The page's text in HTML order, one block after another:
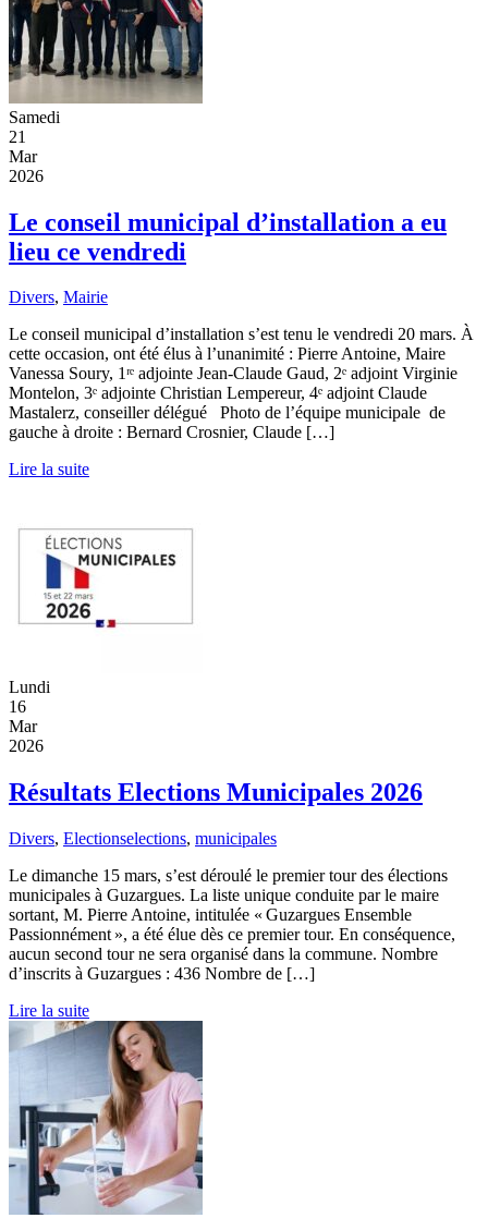
Samedi
21
Mar
2026
Le conseil municipal d’installation a eu
lieu ce vendredi
Divers, Mairie
Le conseil municipal d’installation s’est tenu le vendredi 20 mars. À
cette occasion, ont été élus à l’unanimité : Pierre Antoine, Maire
Vanessa Soury, 1ʳᵉ adjointe Jean-Claude Gaud, 2ᵉ adjoint Virginie
Montelon, 3ᵉ adjointe Christian Lempereur, 4ᵉ adjoint Claude
Mastalerz, conseiller délégué Photo de l’équipe municipale de
gauche à droite : Bernard Crosnier, Claude […]
Lire la suite
Lundi
16
Mar
2026
Résultats Elections Municipales 2026
Divers, Electionselections, municipales
Le dimanche 15 mars, s’est déroulé le premier tour des élections
municipales à Guzargues. La liste unique conduite par le maire
sortant, M. Pierre Antoine, intitulée « Guzargues Ensemble
Passionnément », a été élue dès ce premier tour. En conséquence,
aucun second tour ne sera organisé dans la commune. Nombre
d’inscrits à Guzargues : 436 Nombre de […]
Lire la suite